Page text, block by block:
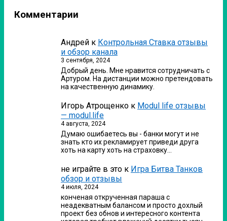
Комментарии
Андрей к Контрольная Ставка отзывы
и обзор канала
3 сентября, 2024
Добрый день. Мне нравится сотрудничать с
Артуром. На дистанции можно претендовать
на качественную динамику.
Игорь Атрощенко к Modul life отзывы
— modul.life
4 августа, 2024
Думаю ошибаетесь вы - банки могут и не
знать кто их рекламирует приведи друга
хоть на карту хоть на страховку…
не играйте в это к Игра Битва Танков
обзор и отзывы
4 июля, 2024
конченая открученная параша с
неадекватным балансом и просто дохлый
проект без обнов и интересного контента